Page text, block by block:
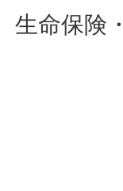
生命保険